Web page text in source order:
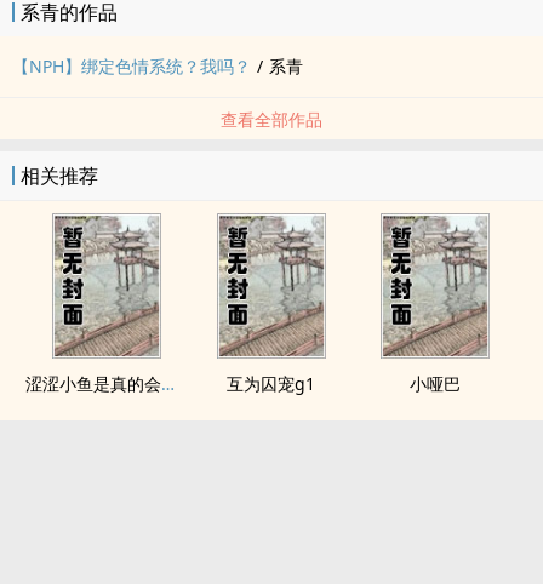
系青的作品
【NPH】绑定色情系统？我吗？ / 系青
查看全部作品
相关推荐
涩涩小鱼是真的会被干透 互为囚宠g1 小哑巴